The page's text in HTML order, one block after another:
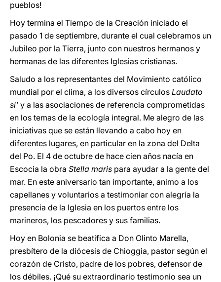
pueblos!
Hoy termina el Tiempo de la Creación iniciado el
pasado 1 de septiembre, durante el cual celebramos un
Jubileo por la Tierra, junto con nuestros hermanos y
hermanas de las diferentes Iglesias cristianas.
Saludo a los representantes del Movimiento católico
mundial por el clima, a los diversos círculos Laudato
si' y a las asociaciones de referencia comprometidas
en los temas de la ecología integral. Me alegro de las
iniciativas que se están llevando a cabo hoy en
diferentes lugares, en particular en la zona del Delta
del Po. El 4 de octubre de hace cien años nacía en
Escocia la obra Stella maris para ayudar a la gente del
mar. En este aniversario tan importante, animo a los
capellanes y voluntarios a testimoniar con alegría la
presencia de la Iglesia en los puertos entre los
marineros, los pescadores y sus familias.
Hoy en Bolonia se beatifica a Don Olinto Marella,
presbítero de la diócesis de Chioggia, pastor según el
corazón de Cristo, padre de los pobres, defensor de
los débiles. ¡Qué su extraordinario testimonio sea un